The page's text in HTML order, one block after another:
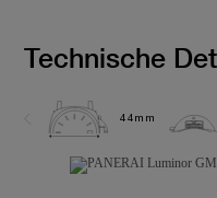
Technische
44mm